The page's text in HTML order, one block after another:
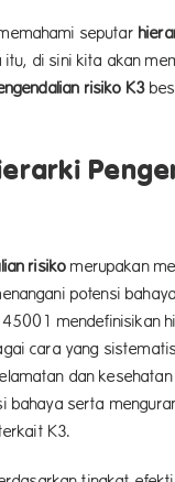
seputar
itu, di sini kita akan
risiko K3
risiko merupakan
potensi
45001 mendefinisikan
cara yang
dan
bahaya serta
K3.